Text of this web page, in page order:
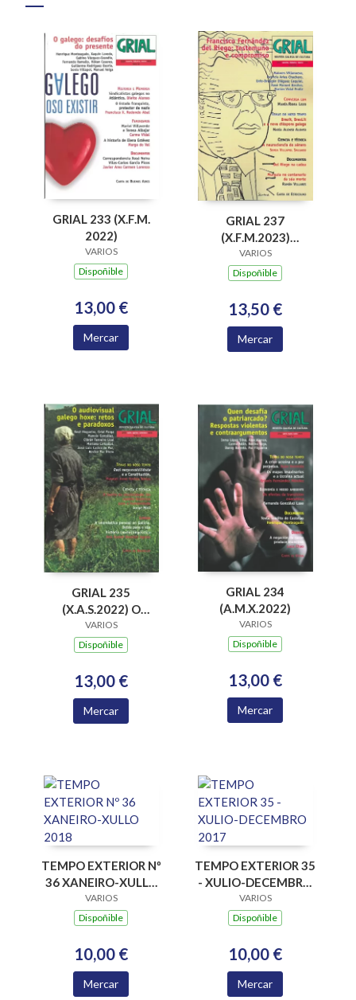
GRIAL 233 (X.F.M.
2022)
VARIOS
Dispoñible
13,00 €
Mercar
GRIAL 237
(X.F.M.2023)
FRANCISCO
FDEZ.DEL RIEGO:
COMPROMISO
VARIOS
Dispoñible
13,50 €
Mercar
GRIAL 235
(X.A.S.2022) O
AUDIOVISUAL
GALEGO HOXE:
VARIOS
Dispoñible
13,00 €
Mercar
GRIAL 234
(A.M.X.2022)
VARIOS
Dispoñible
13,00 €
Mercar
TEMPO EXTERIOR Nº
36 XANEIRO-XULLO
2018
VARIOS
Dispoñible
10,00 €
Mercar
TEMPO EXTERIOR 35
- XULIO-DECEMBRO
2017
VARIOS
Dispoñible
10,00 €
Mercar